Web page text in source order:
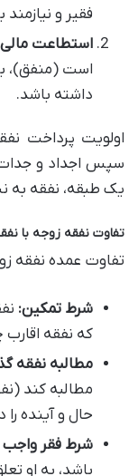
فقیر و
استطاعت
است (منفق)،
داشته باشد.
اولویت پرداخت
سپس اجداد و
یک طبقه، نفقه به
تفاوت نفقه زوجه با
تفاوت عمده نفقه
شرط تمکین:
که نفقه
مطالبه نفقه
مطالبه کند
حال و آینده
شرط فقر واجب
باشد، به او